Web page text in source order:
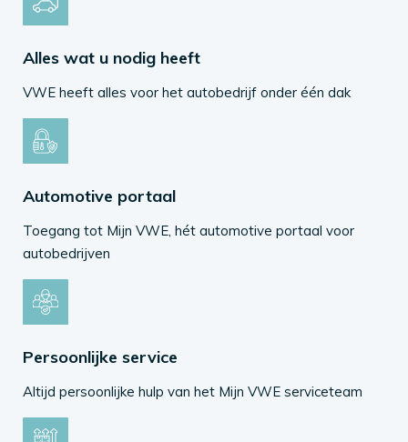
Alles wat u nodig heeft
VWE heeft alles voor het autobedrijf onder één dak
Automotive portaal
Toegang tot Mijn VWE, hét automotive portaal voor
autobedrijven
Persoonlijke service
Altijd persoonlijke hulp van het Mijn VWE serviceteam